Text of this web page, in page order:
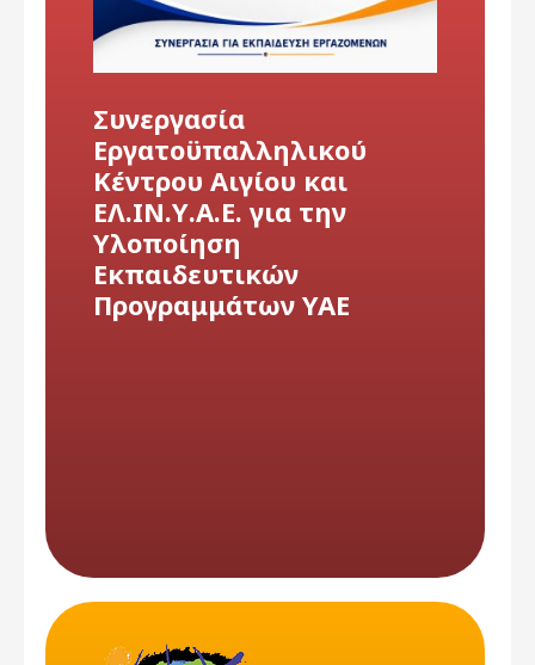
Συνεργασία
Εργατοϋπαλληλικού
Κέντρου Αιγίου και
ΕΛ.ΙΝ.Υ.Α.Ε. για την
Υλοποίηση
Εκπαιδευτικών
Προγραμμάτων ΥΑΕ